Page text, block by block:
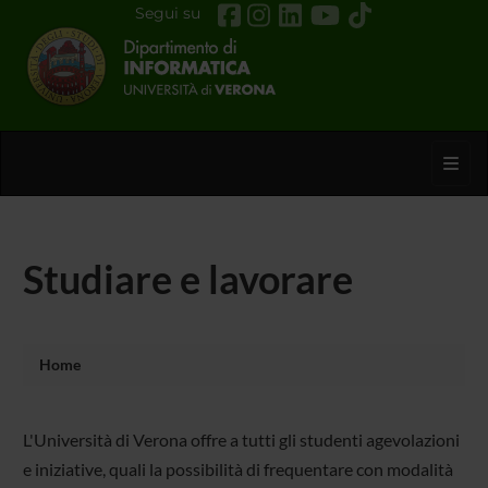
Segui su
Studiare e lavorare
Home
L'Università di Verona offre a tutti gli studenti agevolazioni
e iniziative, quali la possibilità di frequentare con modalità